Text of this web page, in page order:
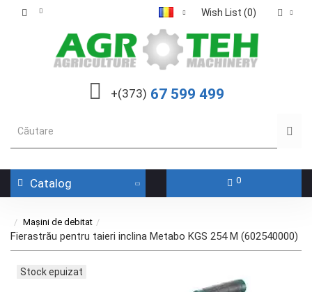
Wish List (0)
+(373) 67 599 499
Catalog 0
Mașini de debitat
Fierastrău pentru taieri inclina Metabo KGS 254 M (602540000)
Stock epuizat